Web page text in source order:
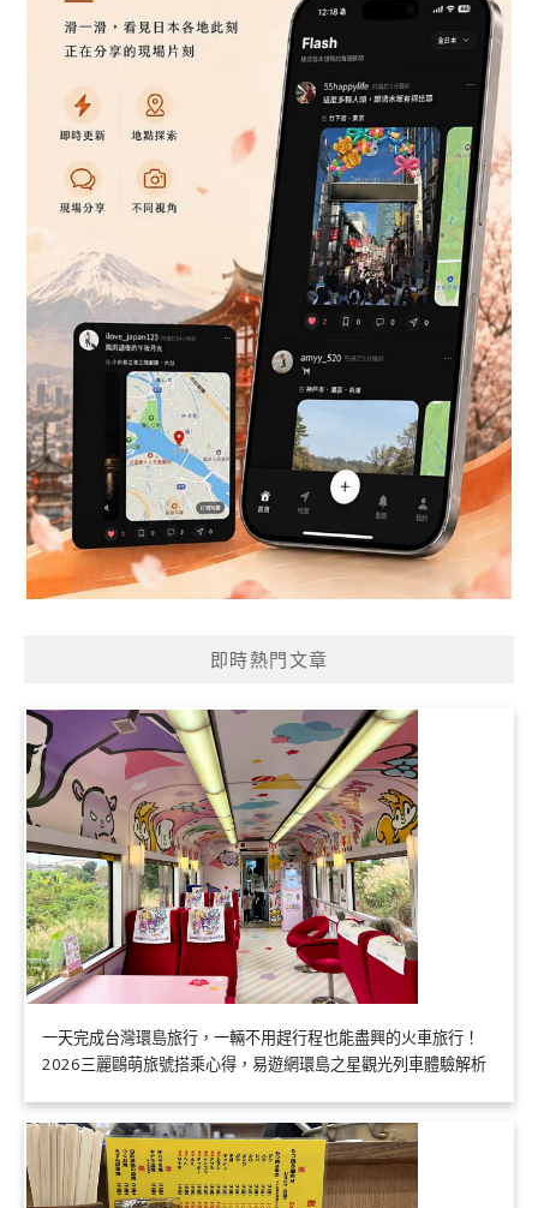
即時熱門文章
一天完成台灣環島旅行，一輛不用趕行程也能盡興的火車旅行！
2026三麗鷗萌旅號搭乘心得，易遊網環島之星觀光列車體驗解析